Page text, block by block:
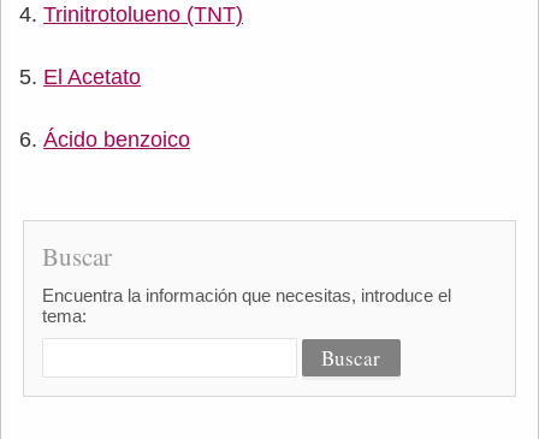
Trinitrotolueno (TNT)
El Acetato
Ácido benzoico
Buscar
Encuentra la información que necesitas, introduce el
tema: